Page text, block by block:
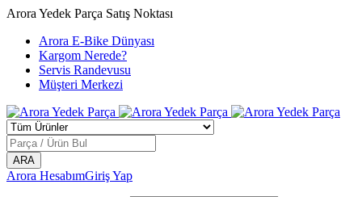
Arora Yedek Parça Satış Noktası
Arora E-Bike Dünyası
Kargom Nerede?
Servis Randevusu
Müşteri Merkezi
Arora HesabımGiriş Yap